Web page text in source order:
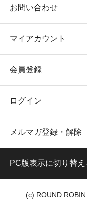
お問い合わせ
マイアカウント
会員登録
ログイン
メルマガ登録・解除
PC版表示に切り替え
(c) ROUND